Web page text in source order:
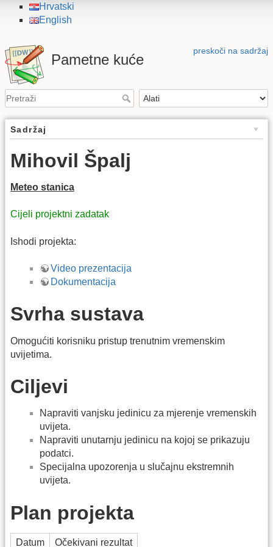
Hrvatski
English
preskoči na sadržaj
Pametne kuće
Sadržaj
Mihovil Špalj
Meteo stanica
Cijeli projektni zadatak
Ishodi projekta:
Video prezentacija
Dokumentacija
Svrha sustava
Omogućiti korisniku pristup trenutnim vremenskim
uvijetima.
Ciljevi
Napraviti vanjsku jedinicu za mjerenje vremenskih
uvijeta.
Napraviti unutarnju jedinicu na kojoj se prikazuju
podatci.
Specijalna upozorenja u slučajnu ekstremnih
uvijeta.
Plan projekta
Datum Očekivani rezultat